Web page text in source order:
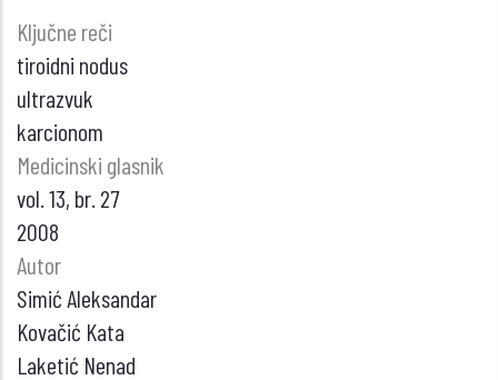
Ključne reči
tiroidni nodus
ultrazvuk
karcionom
Medicinski glasnik
vol. 13, br. 27
2008
Autor
Simić Aleksandar
Kovačić Kata
Laketić Nenad